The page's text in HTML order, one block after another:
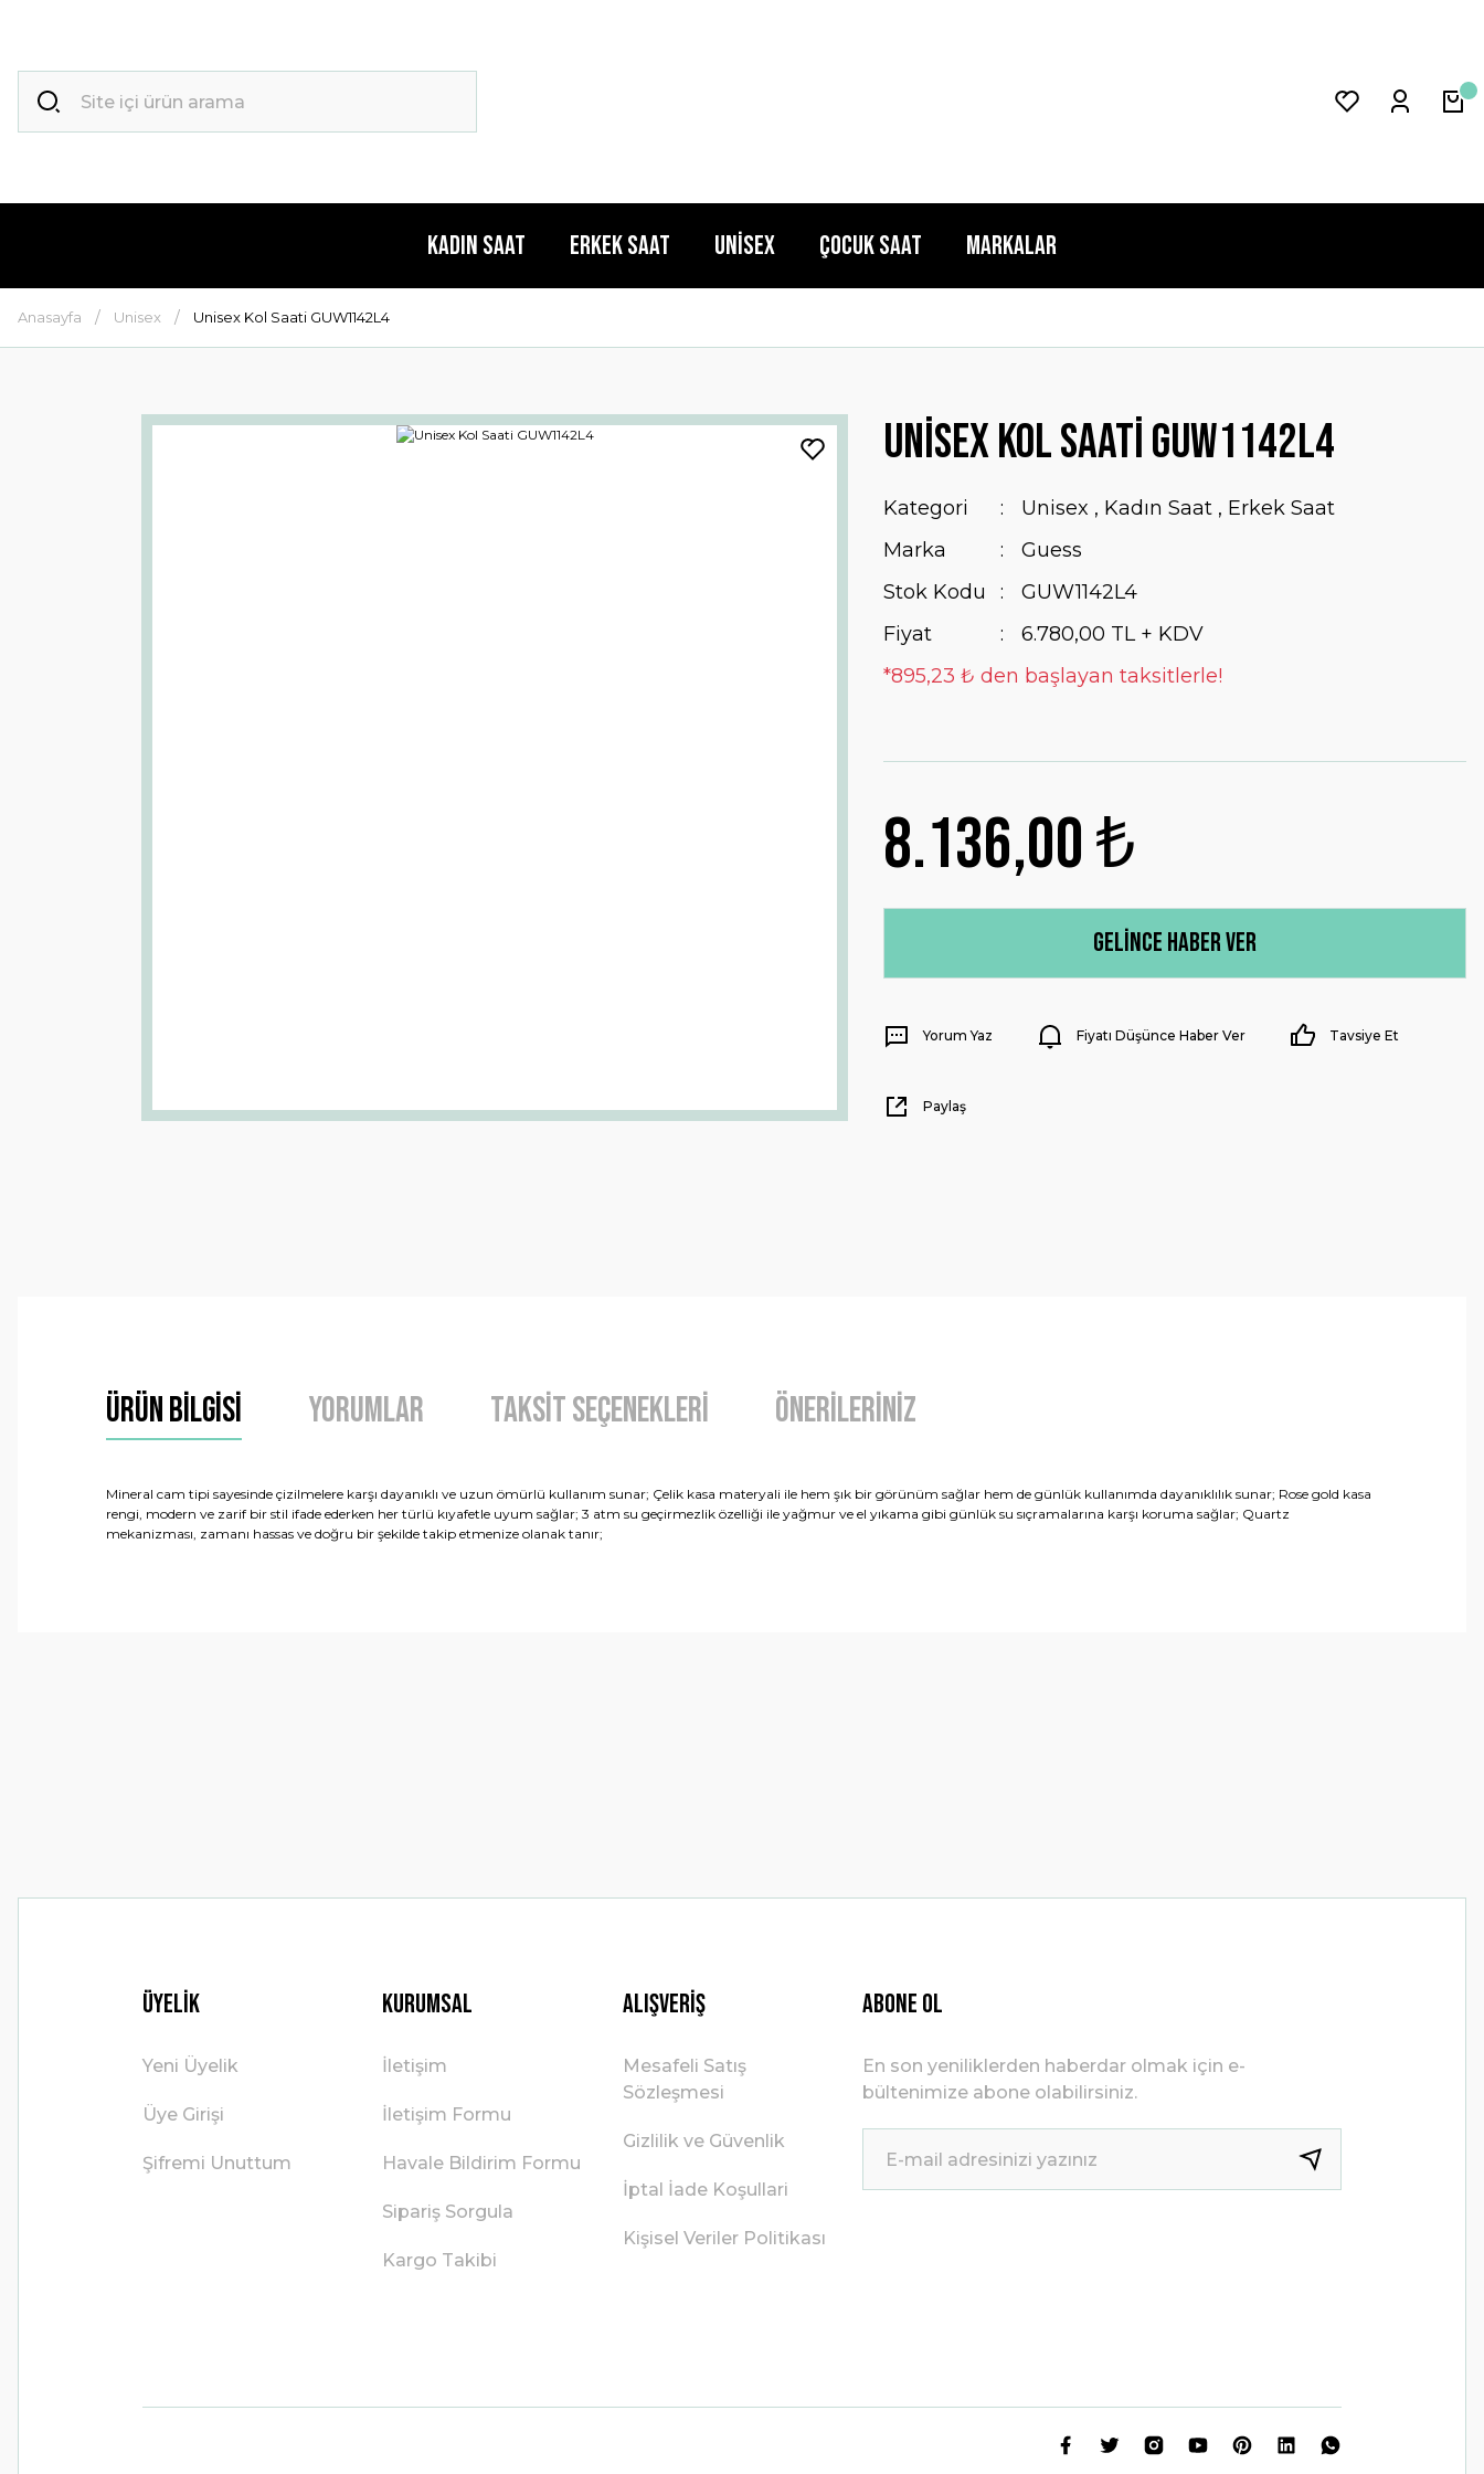
Kadın Saat Erkek Saat Unisex Çocuk Saat Markalar
Anasayfa Unisex Unisex Kol Saati GUW1142L4
Unisex Kol Saati GUW1142L4
Kategori Unisex , Kadın Saat , Erkek Saat
Marka
Guess
Stok Kodu
GUW1142L4
Fiyat
6.780,00 TL + KDV
*895,23 ₺ den başlayan taksitlerle!
8.136,00 ₺
Gelince Haber Ver
Yorum Yaz Fiyatı Düşünce Haber Ver Tavsiye Et
Paylaş
Ürün Bilgisi Yorumlar Taksit Seçenekleri Önerileriniz
Mineral cam tipi sayesinde çizilmelere karşı dayanıklı ve uzun ömürlü kullanım sunar; Çelik kasa materyali ile hem şık bir görünüm sağlar hem de günlük kullanımda dayanıklılık sunar; Rose gold kasa
rengi, modern ve zarif bir stil ifade ederken her türlü kıyafetle uyum sağlar; 3 atm su geçirmezlik özelliği ile yağmur ve el yıkama gibi günlük su sıçramalarına karşı koruma sağlar; Quartz
mekanizması, zamanı hassas ve doğru bir şekilde takip etmenize olanak tanır;
Üyelik
Yeni Üyelik
Üye Girişi
Şifremi Unuttum
Kurumsal
İletişim
İletişim Formu
Havale Bildirim Formu
Sipariş Sorgula
Kargo Takibi
Alışveriş
Mesafeli Satış
Sözleşmesi
Gizlilik ve Güvenlik
İptal İade Koşullari
Kişisel Veriler Politikası
ABONE OL
En son yeniliklerden haberdar olmak için e-
bültenimize abone olabilirsiniz.